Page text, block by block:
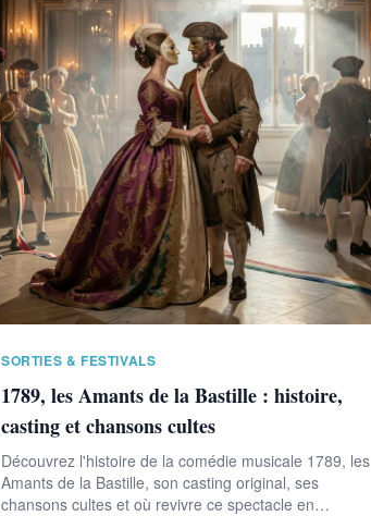
SORTIES & FESTIVALS
1789, les Amants de la Bastille : histoire,
casting et chansons cultes
Découvrez l'histoire de la comédie musicale 1789, les
Amants de la Bastille, son casting original, ses
chansons cultes et où revivre ce spectacle en